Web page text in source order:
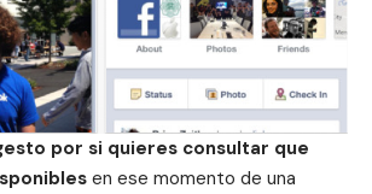
por si quieres consultar que
en ese momento de una